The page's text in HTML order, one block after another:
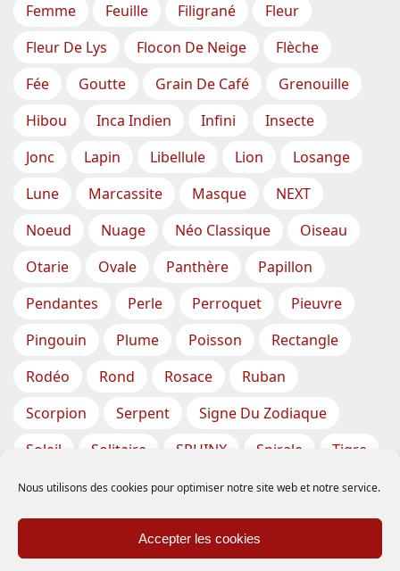
Nous utilisons des cookies pour optimiser notre site web et notre service.
Accepter les cookies
Femme
Feuille Filigrané
Fleur
Fleur De Lys
Flocon De Neige
Flèche
Fée
Goutte Grain De Café
Grenouille
Hibou
Inca Indien Infini
Insecte
Jonc
Lapin Libellule Lion
Losange
Lune
Marcassite Masque
NEXT
Noeud
Nuage Néo Classique
Oiseau
Otarie
Ovale Panthère
Papillon
Pendantes
Perle Perroquet
Pieuvre
Pingouin
Plume Poisson
Rectangle
Rodéo
Rond Rosace
Ruban
Scorpion
Serpent
Signe Du Zodiaque
Soleil
Solitaire SPHINX Spirale
Tigre
Torsade
Tortue Train
Tresse
Triangle
Trèfle Tête Vase
Étoile
Étoiles De Mer